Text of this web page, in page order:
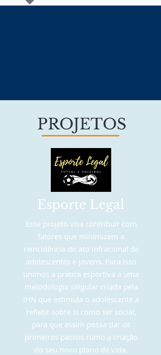
PROJETOS
Esporte Legal
Esse projeto visa contribuir com
fatores que minimizem a
reincidência do ato infracional de
adolescentes e jovens. Para isso
unimos a prática esportiva a uma
metodologia singular criada pela
IHN que estimula o adolescente a
refletir sobre si como ser social,
para que assim possa dar os
primeiros passos rumo a criação
do seu novo plano de vida.